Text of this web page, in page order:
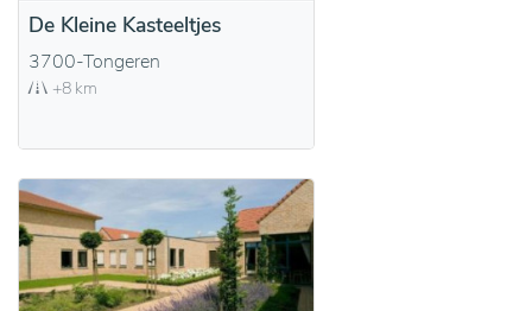
De Kleine Kasteeltjes
3700-Tongeren
+8 km